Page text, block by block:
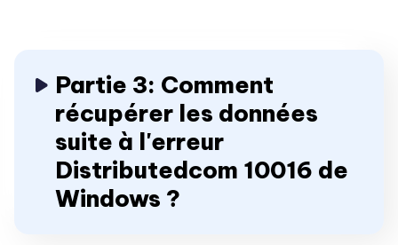
Partie 3: Comment
récupérer les données
suite à l'erreur
Distributedcom 10016 de
Windows ?